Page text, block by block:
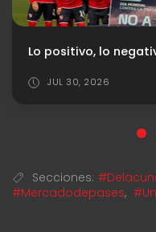
JUL 30, 2026
Secciones:
#Mercadodepases,